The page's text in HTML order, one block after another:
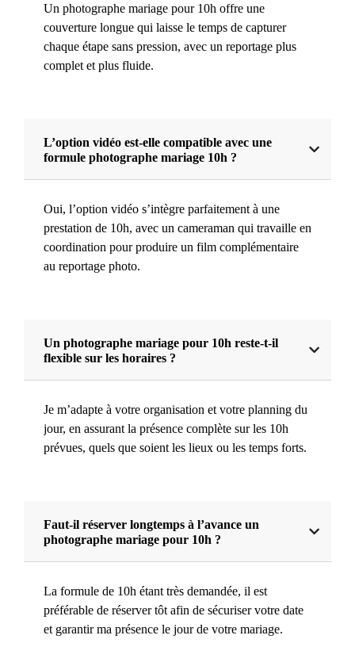
Un photographe mariage pour 10h offre une
couverture longue qui laisse le temps de capturer
chaque étape sans pression, avec un reportage plus
complet et plus fluide.
L’option vidéo est-elle compatible avec une
formule photographe mariage 10h ?
Oui, l’option vidéo s’intègre parfaitement à une
prestation de 10h, avec un cameraman qui travaille en
coordination pour produire un film complémentaire
au reportage photo.
Un photographe mariage pour 10h reste-t-il
flexible sur les horaires ?
Je m’adapte à votre organisation et votre planning du
jour, en assurant la présence complète sur les 10h
prévues, quels que soient les lieux ou les temps forts.
Faut-il réserver longtemps à l’avance un
photographe mariage pour 10h ?
La formule de 10h étant très demandée, il est
préférable de réserver tôt afin de sécuriser votre date
et garantir ma présence le jour de votre mariage.